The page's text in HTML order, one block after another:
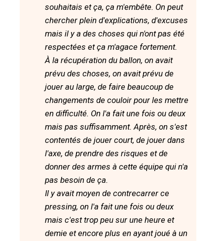
souhaitais et ça, ça m'embête. On peut
chercher plein d'explications, d'excuses
mais il y a des choses qui n'ont pas été
respectées et ça m'agace fortement.
À la récupération du ballon, on avait
prévu des choses, on avait prévu de
jouer au large, de faire beaucoup de
changements de couloir pour les mettre
en difficulté. On l'a fait une fois ou deux
mais pas suffisamment. Après, on s'est
contentés de jouer court, de jouer dans
l'axe, de prendre des risques et de
donner des armes à cette équipe qui n'a
pas besoin de ça.
Il y avait moyen de contrecarrer ce
pressing, on l'a fait une fois ou deux
mais c'est trop peu sur une heure et
demie et encore plus en ayant joué à un